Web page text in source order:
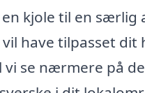
kjole til en
have tilpasset dit
se nærmere på